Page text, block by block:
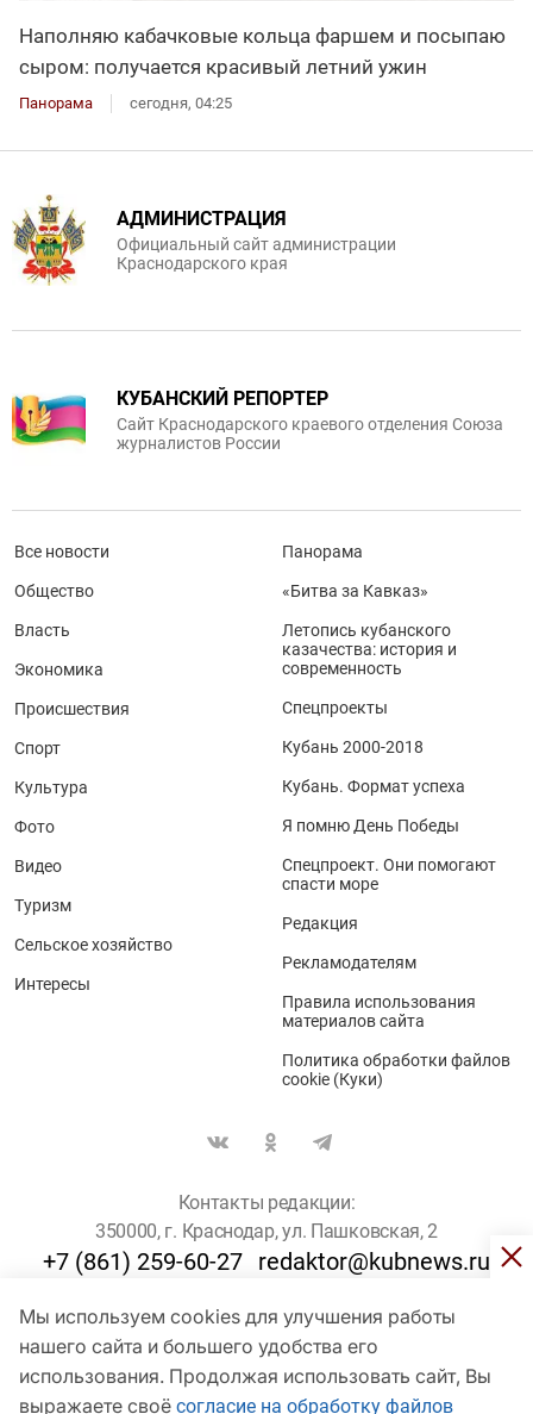
Наполняю кабачковые кольца фаршем и посыпаю
сыром: получается красивый летний ужин
Панорама сегодня, 04:25
Мы используем cookies для улучшения работы
нашего сайта и большего удобства его
использования. Продолжая использовать сайт, Вы
выражаете своё согласие на обработку файлов
АДМИНИСТРАЦИЯ
Официальный сайт администрации
Краснодарского края
КУБАНСКИЙ РЕПОРТЕР
Сайт Краснодарского краевого отделения Союза
журналистов России
Все новости
Общество
Власть
Экономика
Происшествия
Спорт
Культура
Фото
Видео
Туризм
Сельское хозяйство
Интересы
Панорама
«Битва за Кавказ»
Летопись кубанского
казачества: история и
современность
Спецпроекты
Кубань 2000-2018
Кубань. Формат успеха
Я помню День Победы
Спецпроект. Они помогают
спасти море
Редакция
Рекламодателям
Правила использования
материалов сайта
Политика обработки файлов
cookie (Куки)
Контакты редакции:
350000, г. Краснодар, ул. Пашковская, 2
+7 (861) 259-60-27 redaktor@kubnews.ru
Для пользователей старше 16 лет
© Кубанские Новости, 2017
Сетевое издание «kubnews» зарегистрировано Федеральной